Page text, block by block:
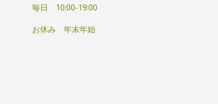
毎日 10:00-19:00
お休み 年末年始